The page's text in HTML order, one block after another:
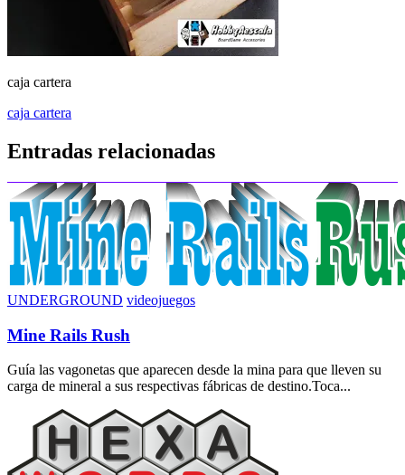
caja cartera
Navegación
de
entradas
caja cartera
Entradas relacionadas
UNDERGROUND videojuegos
Mine Rails Rush
Guía las vagonetas que aparecen desde la mina para que lleven su
carga de mineral a sus respectivas fábricas de destino.Toca...